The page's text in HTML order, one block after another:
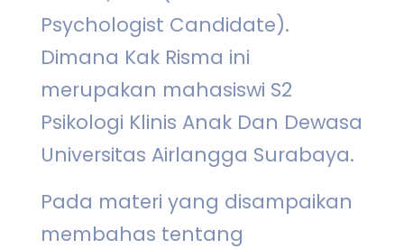
Psychologist Candidate).
Dimana Kak Risma ini
merupakan mahasiswi S2
Psikologi Klinis Anak Dan Dewasa
Universitas Airlangga Surabaya.
Pada materi yang disampaikan
membahas tentang